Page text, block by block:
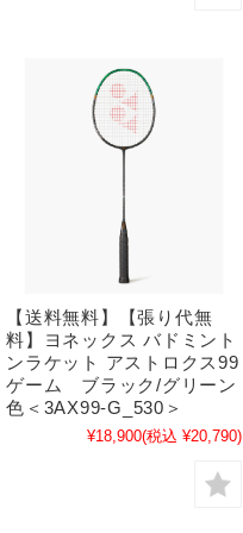
【送料無料】【張り代無
料】ヨネックス バドミント
ンラケット アストロクス99
ゲーム ブラック/グリーン
色＜3AX99-G_530＞
¥18,900(税込 ¥20,790)